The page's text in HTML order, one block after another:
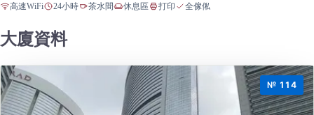
高速WiFi 24小時 茶水間 休息區 打印 全傢俬
大廈資料
№ 114